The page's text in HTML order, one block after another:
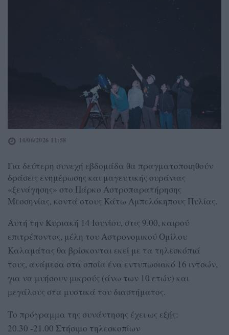
14/06/2026 11:58
Για δεύτερη συνεχή εβδομάδα θα πραγματοποιηθούν
δράσεις ενημέρωσης και μαγευτικής ουράνιας
«ξενάγησης» στο Πάρκο Αστροπαρατήρησης
Μεσσηνίας, κοντά στους Κάτω Αμπελόκηπους Πυλίας.
Αυτή την Κυριακή 14 Ιουνίου, στις 9.00, καιρού
επιτρέποντος, μέλη του Αστρονομικού Ομίλου
Καλαμάτας θα βρίσκονται εκεί με τα τηλεσκόπιά
τους, ανάμεσα στα οποία ένα εντυπωσιακό 16 ιντσών,
για να μυήσουν μικρούς (άνω των 10 ετών) και
μεγάλους στα μυστικά του διαστήματος.
Το πρόγραμμα της συνάντησης έχει ως εξής:
20.30 -21.00 Στήσιμο τηλεσκοπίων